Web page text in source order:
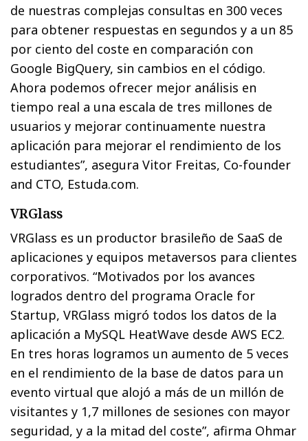
de nuestras complejas consultas en 300 veces
para obtener respuestas en segundos y a un 85
por ciento del coste en comparación con
Google BigQuery, sin cambios en el código.
Ahora podemos ofrecer mejor análisis en
tiempo real a una escala de tres millones de
usuarios y mejorar continuamente nuestra
aplicación para mejorar el rendimiento de los
estudiantes”, asegura Vitor Freitas, Co-founder
and CTO, Estuda.com.
VRGlass
VRGlass es un productor brasileño de SaaS de
aplicaciones y equipos metaversos para clientes
corporativos. “Motivados por los avances
logrados dentro del programa Oracle for
Startup, VRGlass migró todos los datos de la
aplicación a MySQL HeatWave desde AWS EC2.
En tres horas logramos un aumento de 5 veces
en el rendimiento de la base de datos para un
evento virtual que alojó a más de un millón de
visitantes y 1,7 millones de sesiones con mayor
seguridad, y a la mitad del coste”, afirma Ohmar